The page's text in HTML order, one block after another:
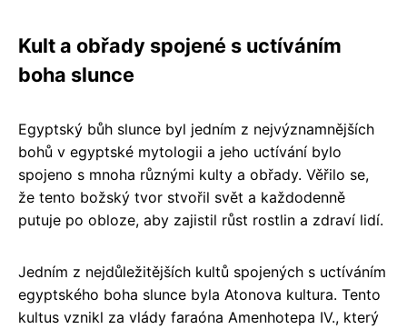
Kult a obřady spojené s uctíváním
boha slunce
Egyptský bůh slunce byl jedním z nejvýznamnějších
bohů v egyptské mytologii a jeho uctívání bylo
spojeno s mnoha různými kulty a obřady. Věřilo se,
že tento božský tvor stvořil svět a každodenně
putuje po obloze, aby zajistil růst rostlin a zdraví lidí.
Jedním z nejdůležitějších kultů spojených s uctíváním
egyptského boha slunce byla Atonova kultura. Tento
kultus vznikl za vlády faraóna Amenhotepa IV., který